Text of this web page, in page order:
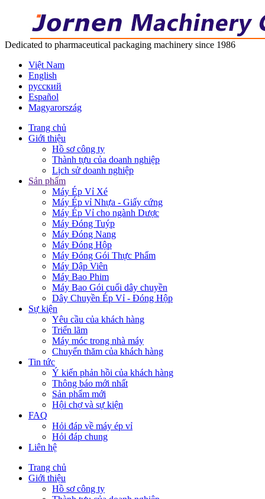
Dedicated to pharmaceutical packaging machinery since 1986
Việt Nam
English
русский
Español
Magyarország
Trang chủ
Giới thiệu
Hồ sơ công ty
Thành tựu của doanh nghiệp
Lịch sử doanh nghiệp
Sản phẩm
Máy Ép Vỉ Xé
Máy Ép vỉ Nhựa - Giấy cứng
Máy Ép Vỉ cho ngành Dược
Máy Đóng Tuýp
Máy Đóng Nang
Máy Đóng Hộp
Máy Đóng Gói Thực Phẩm
Máy Dập Viên
Máy Bao Phim
Máy Bao Gói cuối dây chuyền
Dây Chuyền Ép Vỉ - Đóng Hộp
Sự kiện
Yêu cầu của khách hàng
Triển lãm
Máy móc trong nhà máy
Chuyến thăm của khách hàng
Tin tức
Ý kiến phản hồi của khách hàng
Thông báo mới nhất
Sản phẩm mới
Hội chợ và sự kiện
FAQ
Hỏi đáp về máy ép vỉ
Hỏi đáp chung
Liên hệ
Trang chủ
Giới thiệu
Hồ sơ công ty